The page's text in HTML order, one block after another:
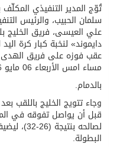
تُوّج المدير التنفيذي المكلّف
سلمان الحبيب، والرئيس
عقب فوزه على فريق الهدى
مساء امس الأربعاء 06 مايو 2026م، على صالة وزارة الرياضة
بالدمام.
وجاء تتويج الخليج باللقب
قبل أن يواصل تفوقه في
لصالحه
البطولة.